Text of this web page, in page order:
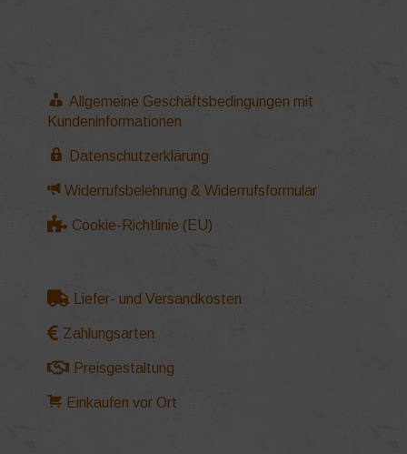
Allgemeine Geschäftsbedingungen mit
Kundeninformationen
Datenschutzerklärung
Widerrufsbelehrung & Widerrufsformular
Cookie-Richtlinie (EU)
Liefer- und Versandkosten
Zahlungsarten
Preisgestaltung
Einkaufen vor Ort